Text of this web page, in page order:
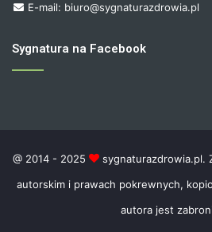
E-mail: biuro@sygnaturazdrowia.pl
Sygnatura na Facebook
@ 2014 - 2025
sygnaturazdrowia.pl.
autorskim i prawach pokrewnych,
autora jest